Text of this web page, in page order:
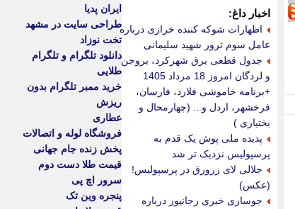
اخبار داغ:
اظهارات شوکه کننده خرازی درباره
عامل سوم ترور شهید سلیمانی
جدول قطعی برق شهرکرد، بروجن
و لردگان امروز 18 مرداد 1405
+برنامه خاموشی فلارد، فارسان،
فرخشهر، اردل و... (چهارمحال و
بختیاری )
پدیده ملی پوش یک قدم به
پرسپولیس نزدیک تر شد
جلالی لای زرورق در پرسپولیس!
(عکس)
جوسازی خبری رجانیوز درباره
ایران پدیا
طراحی سایت در مشهد
تخت نوزاد
دانلود تلگرام و تلگرام
طلایی
خرید ممبر تلگرام بدون
ریزش
عطاری
فروشگاه لوله و اتصالات
پخش زنده جام جهانی
قیمت طلا دست دوم
سرور اچ پی
پنجره وین تک